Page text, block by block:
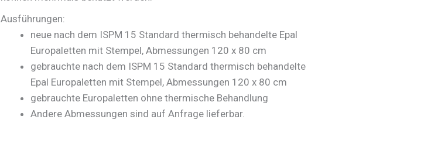
Ausführungen:
neue nach dem ISPM 15 Standard thermisch behandelte Epal
Europaletten mit Stempel, Abmessungen 120 x 80 cm
gebrauchte nach dem ISPM 15 Standard thermisch behandelte
Epal Europaletten mit Stempel, Abmessungen 120 x 80 cm
gebrauchte Europaletten ohne thermische Behandlung
Andere Abmessungen sind auf Anfrage lieferbar.